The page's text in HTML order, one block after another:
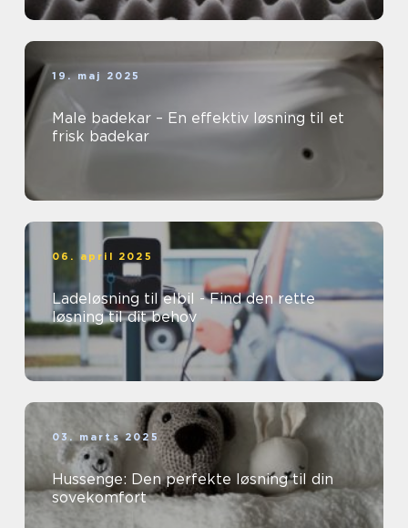
19. maj 2025
Male badekar – En effektiv løsning til et
frisk badekar
06. april 2025
Ladeløsning til elbil - Find den rette
løsning til dit behov
03. marts 2025
Hussenge: Den perfekte løsning til din
sovekomfort